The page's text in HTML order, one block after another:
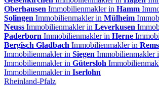
Oberhausen Immobilienmakler in Hamm
Solingen Immobilienmakler in Mülheim
Neuss Immobilienmakler in Leverkusen
Paderborn Immobilienmakler in Herne
Bergisch Gladbach Immobilienmakler in
Immobilienmakler in Siegen Immobilienmakler
Immobilienmakler in Gütersloh
Immobilienmakler in Iserlohn
Rheinland-Pfalz